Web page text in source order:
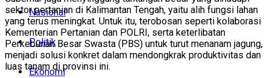
Nasional
Politik
Ekonomi
sektor pertanian di Kalimantan Tengah, yaitu alih fungsi lahan
yang terus meningkat. Untuk itu, terobosan seperti kolaborasi
Kementerian Pertanian dan POLRI, serta keterlibatan
Perkebunan Besar Swasta (PBS) untuk turut menanam jagung,
menjadi solusi konkret dalam mendongkrak produktivitas dan
luas tanam di provinsi ini.